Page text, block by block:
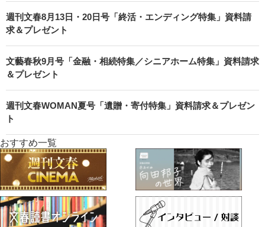
週刊文春8月13日・20日号「終活・エンディング特集」資料請
求＆プレゼント
文藝春秋9月号「金融・相続特集／シニアホーム特集」資料請求
＆プレゼント
週刊文春WOMAN夏号「遺贈・寄付特集」資料請求＆プレゼン
ト
おすすめ一覧